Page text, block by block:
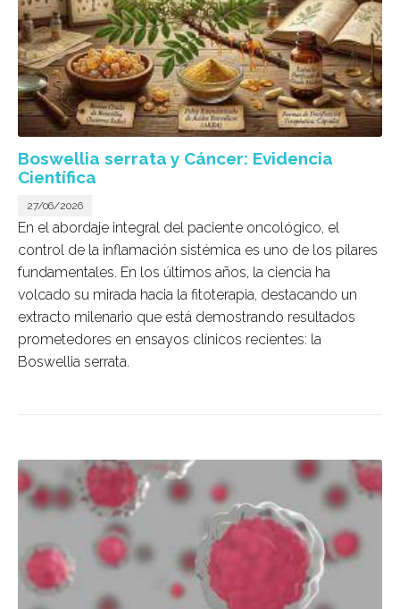
Boswellia serrata y Cáncer: Evidencia
Científica
27/06/2026
En el abordaje integral del paciente oncológico, el
control de la inflamación sistémica es uno de los pilares
fundamentales. En los últimos años, la ciencia ha
volcado su mirada hacia la fitoterapia, destacando un
extracto milenario que está demostrando resultados
prometedores en ensayos clínicos recientes: la
Boswellia serrata.